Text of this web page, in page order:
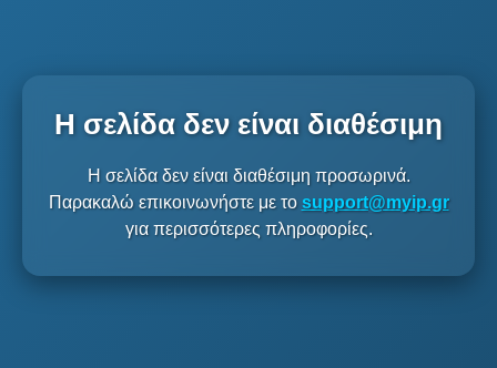
Η σελίδα δεν είναι διαθέσιμη
Η σελίδα δεν είναι διαθέσιμη προσωρινά.
Παρακαλώ επικοινωνήστε με το support@myip.gr
για περισσότερες πληροφορίες.